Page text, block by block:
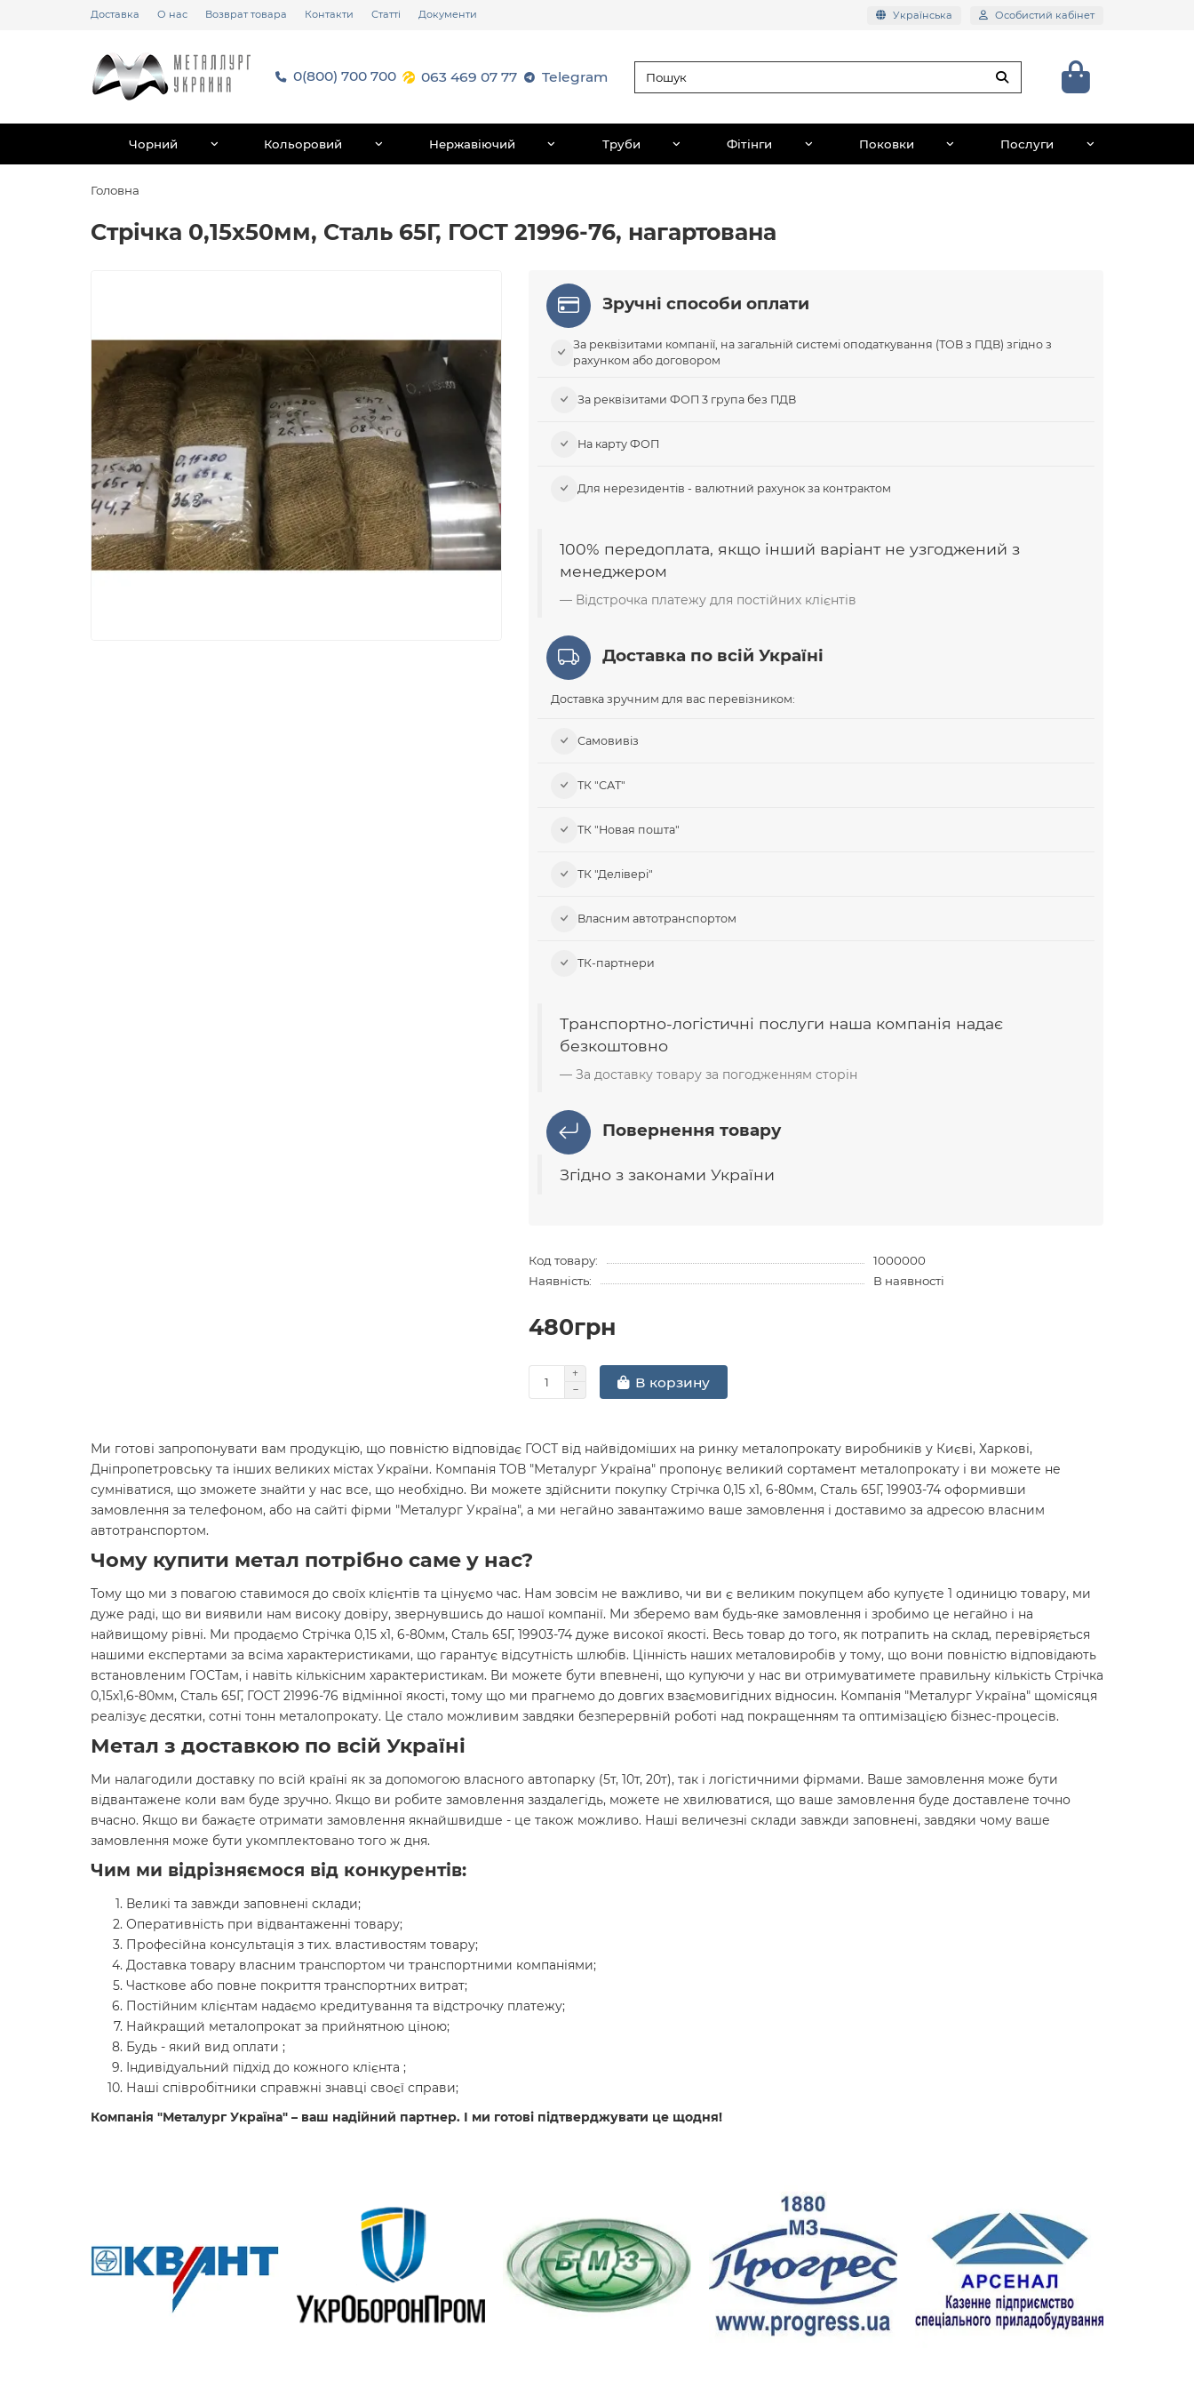
Доставка О нас Возврат товара Контакти Статті Документи Українська Особистий кабінет
0(800) 700 700 063 469 07 77 Telegram
Чорний Кольоровий Нержавіючий Труби Фітінги Поковки Послуги
Головна
Стрічка 0,15х50мм, Сталь 65Г, ГОСТ 21996-76, нагартована
Зручні способи оплати
За реквізитами компанії, на загальній системі оподаткування (ТОВ з ПДВ) згідно з
рахунком або договором
За реквізитами ФОП 3 група без ПДВ
На карту ФОП
Для нерезидентів - валютний рахунок за контрактом
100% передоплата, якщо інший варіант не узгоджений з
менеджером
Відстрочка платежу для постійних клієнтів
Доставка по всій Україні
Доставка зручним для вас перевізником:
Самовивіз​
ТК "САТ"
ТК "Новая пошта"
ТК "Делівері"
Власним автотранспортом
ТК-партнери
Транспортно-логістичні послуги наша компанія надає
безкоштовно
За доставку товару за погодженням сторін
Повернення товару
Згідно з законами України
Код товару:
1000000
Наявність:
В наявності
480грн
В корзину
Ми готові запропонувати вам продукцію, що повністю відповідає ГОСТ від найвідоміших на ринку металопрокату виробників у Києві, Харкові,
Дніпропетровську та інших великих містах України. Компанія ТОВ "Металург Україна" пропонує великий сортамент металопрокату і ви можете не
сумніватися, що зможете знайти у нас все, що необхідно. Ви можете здійснити покупку Стрічка 0,15 х1, 6-80мм, Сталь 65Г, 19903-74 оформивши
замовлення за телефоном, або на сайті фірми "Металург Україна", а ми негайно завантажимо ваше замовлення і доставимо за адресою власним
автотранспортом.
Чому купити метал потрібно саме у нас?
Тому що ми з повагою ставимося до своїх клієнтів та цінуємо час. Нам зовсім не важливо, чи ви є великим покупцем або купуєте 1 одиницю товару, ми
дуже раді, що ви виявили нам високу довіру, звернувшись до нашої компанії. Ми зберемо вам будь-яке замовлення і зробимо це негайно і на
найвищому рівні. Ми продаємо Стрічка 0,15 х1, 6-80мм, Сталь 65Г, 19903-74 дуже високої якості. Весь товар до того, як потрапить на склад, перевіряється
нашими експертами за всіма характеристиками, що гарантує відсутність шлюбів. Цінність наших металовиробів у тому, що вони повністю відповідають
встановленим ГОСТам, і навіть кількісним характеристикам. Ви можете бути впевнені, що купуючи у нас ви отримуватимете правильну кількість Стрічка
0,15х1,6-80мм, Сталь 65Г, ГОСТ 21996-76 відмінної якості, тому що ми прагнемо до довгих взаємовигідних відносин. Компанія "Металург Україна" щомісяця
реалізує десятки, сотні тонн металопрокату. Це стало можливим завдяки безперервній роботі над покращенням та оптимізацією бізнес-процесів.
Метал з доставкою по всій Україні
Ми налагодили доставку по всій країні як за допомогою власного автопарку (5т, 10т, 20т), так і логістичними фірмами. Ваше замовлення може бути
відвантажене коли вам буде зручно. Якщо ви робите замовлення заздалегідь, можете не хвилюватися, що ваше замовлення буде доставлене точно
вчасно. Якщо ви бажаєте отримати замовлення якнайшвидше - це також можливо. Наші величезні склади завжди заповнені, завдяки чому ваше
замовлення може бути укомплектовано того ж дня.
Чим ми відрізняємося від конкурентів:
Великі та завжди заповнені склади;
Оперативність при відвантаженні товару;
Професійна консультація з тих. властивостям товару;
Доставка товару власним транспортом чи транспортними компаніями;
Часткове або повне покриття транспортних витрат;
Постійним клієнтам надаємо кредитування та відстрочку платежу;
Найкращий металопрокат за прийнятною ціною;
Будь - який вид оплати ;
Індивідуальний підхід до кожного клієнта ;
Наші співробітники справжні знавці своєї справи;
Компанія "Металург Україна" – ваш надійний партнер. І ми готові підтверджувати це щодня!